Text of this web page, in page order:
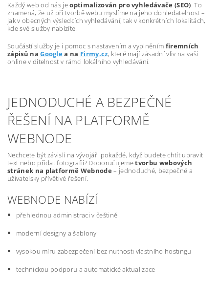
Každý web od nás jeoptimalizován pro vyhledávače (SEO). To
znamená, že už při tvorbě webu myslíme na jeho dohledatelnost –
jak v obecných výsledcích vyhledávání, tak v konkrétních lokalitách,
kde své služby nabízíte.
Součástí služby je i pomoc s nastavením a vyplněním firemních
zápisů naGooglea na Firmy.cz, které mají zásadní vliv na vaši
online viditelnost v rámci lokálního vyhledávání.
JEDNODUCHÉ A BEZPEČNÉ
ŘEŠENÍ NA PLATFORMĚ
WEBNODE
Nechcete být závislí na vývojáři pokaždé, když budete chtít upravit
text nebo přidat fotografii? Doporučujemetvorbu webových
stránek na platformě Webnode – jednoduché, bezpečné a
uživatelsky přívětivé řešení.
WEBNODE NABÍZÍ
přehlednou administraci v češtině
moderní designy a šablony
vysokou míru zabezpečení bez nutnosti vlastního hostingu
technickou podporu a automatické aktualizace